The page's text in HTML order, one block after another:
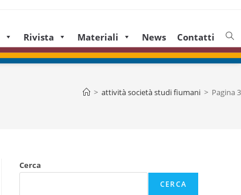
Rivista Materiali News Contatti
> attività società studi fiumani > Pagina 3
Cerca
CERCA